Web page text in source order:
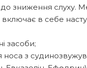
зниження слуху.
в себе
засоби;
носа з